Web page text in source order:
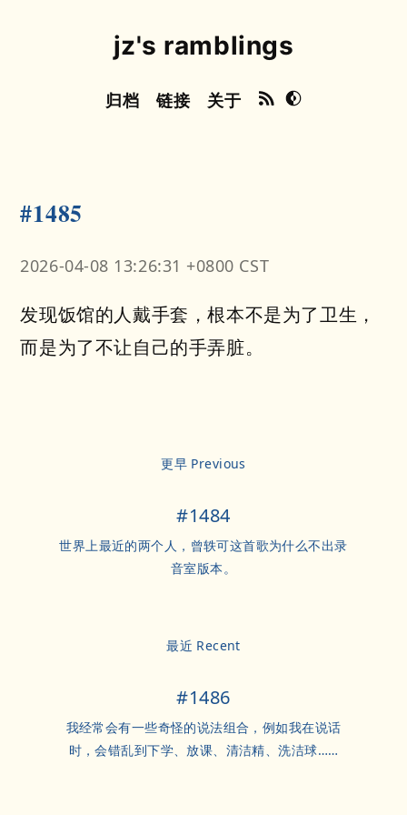
jz's ramblings
归档 链接 关于
#1485
2026-04-08 13:26:31 +0800 CST
发现饭馆的人戴手套，根本不是为了卫生，
而是为了不让自己的手弄脏。
最近 Recent
#1486
我经常会有一些奇怪的说法组合，例如我在说话
时，会错乱到下学、放课、清洁精、洗洁球……
更早 Previous
#1484
世界上最近的两个人，曾轶可这首歌为什么不出录
音室版本。